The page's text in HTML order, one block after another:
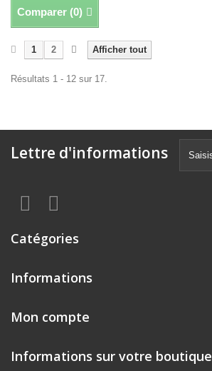
Comparer (0)
Afficher tout
1 2
Résultats 1 - 12 sur 17.
Lettre d'informations
Catégories
Informations
Mon compte
Informations sur votre boutique